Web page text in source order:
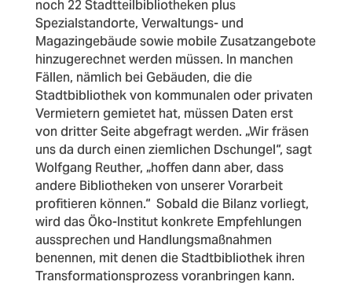
noch 22 Stadtteilbibliotheken plus
Spezialstandorte, Verwaltungs- und
Magazingebäude sowie mobile Zusatzangebote
hinzugerechnet werden müssen. In manchen
Fällen, nämlich bei Gebäuden, die die
Stadtbibliothek von kommunalen oder privaten
Vermietern gemietet hat, müssen Daten erst
von dritter Seite abgefragt werden. „Wir fräsen
uns da durch einen ziemlichen Dschungel“, sagt
Wolfgang Reuther, „hoffen dann aber, dass
andere Bibliotheken von unserer Vorarbeit
profitieren können.“ Sobald die Bilanz vorliegt,
wird das Öko-Institut konkrete Empfehlungen
aussprechen und Handlungsmaßnahmen
benennen, mit denen die Stadtbibliothek ihren
Transformationsprozess voranbringen kann.